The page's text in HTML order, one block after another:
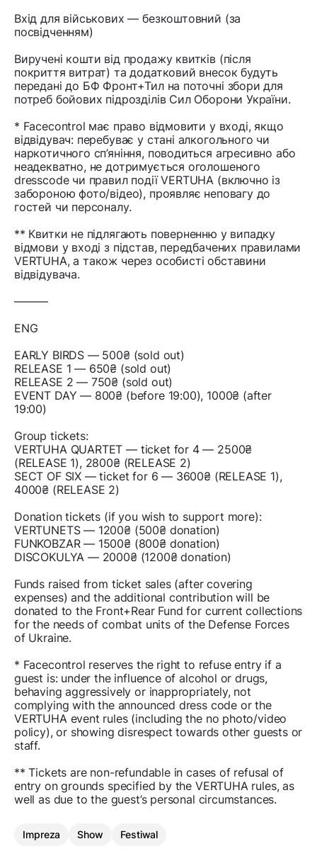
Вхід для військових — безкоштовний (за
посвідченням)
Виручені кошти від продажу квитків (після
покриття витрат) та додатковий внесок будуть
передані до БФ Фронт+Тил на поточні збори для
потреб бойових підрозділів Сил Оборони України.
* Facecontrol має право відмовити у вході, якщо
відвідувач: перебуває у стані алкогольного чи
наркотичного сп’яніння, поводиться агресивно або
неадекватно, не дотримується оголошеного
dresscode чи правил події VERTUHA (включно із
забороною фото/відео), проявляє неповагу до
гостей чи персоналу.
** Квитки не підлягають поверненню у випадку
відмови у вході з підстав, передбачених правилами
VERTUHA, а також через особисті обставини
відвідувача.
———
ENG
EARLY BIRDS — 500₴ (sold out)
RELEASE 1 — 650₴ (sold out)
RELEASE 2 — 750₴ (sold out)
EVENT DAY — 800₴ (before 19:00), 1000₴ (after
19:00)
Group tickets:
VERTUHA QUARTET — ticket for 4 — 2500₴
(RELEASE 1), 2800₴ (RELEASE 2)
SECT OF SIX — ticket for 6 — 3600₴ (RELEASE 1),
4000₴ (RELEASE 2)
Donation tickets (if you wish to support more):
VERTUNETS — 1200₴ (500₴ donation)
FUNKOBZAR — 1500₴ (800₴ donation)
DISCOKULYA — 2000₴ (1200₴ donation)
Funds raised from ticket sales (after covering
expenses) and the additional contribution will be
donated to the Front+Rear Fund for current collections
for the needs of combat units of the Defense Forces
of Ukraine.
* Facecontrol reserves the right to refuse entry if a
guest is: under the influence of alcohol or drugs,
behaving aggressively or inappropriately, not
complying with the announced dress code or the
VERTUHA event rules (including the no photo/video
policy), or showing disrespect towards other guests or
staff.
** Tickets are non-refundable in cases of refusal of
entry on grounds specified by the VERTUHA rules, as
well as due to the guest’s personal circumstances.
Impreza Show Festiwal